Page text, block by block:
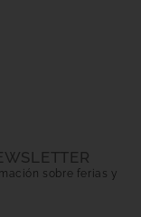
sobre ferias y